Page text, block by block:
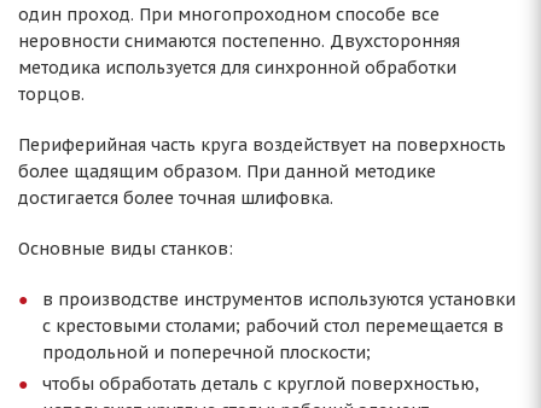
один проход. При многопроходном способе все
неровности снимаются постепенно. Двухсторонняя
методика используется для синхронной обработки
торцов.
Периферийная часть круга воздействует на поверхность
более щадящим образом. При данной методике
достигается более точная шлифовка.
Основные виды станков:
в производстве инструментов используются установки
с крестовыми столами; рабочий стол перемещается в
продольной и поперечной плоскости;
чтобы обработать деталь с круглой поверхностью,